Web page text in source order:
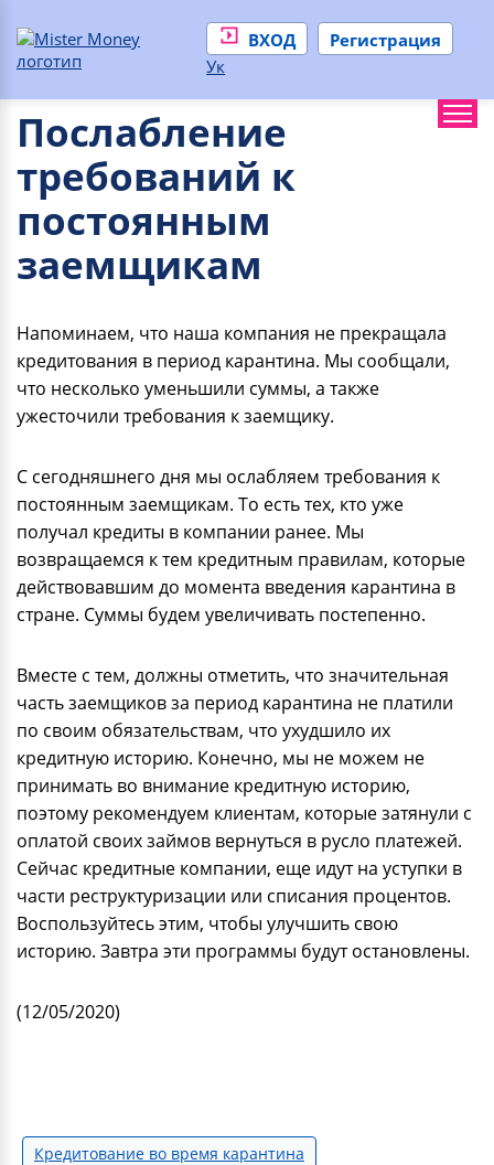
ВХОД
Регистрация
Ук
Послабление
требований к
постоянным
заемщикам
Напоминаем, что наша компания не прекращала
кредитования в период карантина. Мы сообщали,
что несколько уменьшили суммы, а также
ужесточили требования к заемщику.
С сегодняшнего дня мы ослабляем требования к
постоянным заемщикам. То есть тех, кто уже
получал кредиты в компании ранее. Мы
возвращаемся к тем кредитным правилам, которые
действовавшим до момента введения карантина в
стране. Суммы будем увеличивать постепенно.
Вместе с тем, должны отметить, что значительная
часть заемщиков за период карантина не платили
по своим обязательствам, что ухудшило их
кредитную историю. Конечно, мы не можем не
принимать во внимание кредитную историю,
поэтому рекомендуем клиентам, которые затянули с
оплатой своих займов вернуться в русло платежей.
Сейчас кредитные компании, еще идут на уступки в
части реструктуризации или списания процентов.
Воспользуйтесь этим, чтобы улучшить свою
историю. Завтра эти программы будут остановлены.
(12/05/2020)
Кредитование во время карантина